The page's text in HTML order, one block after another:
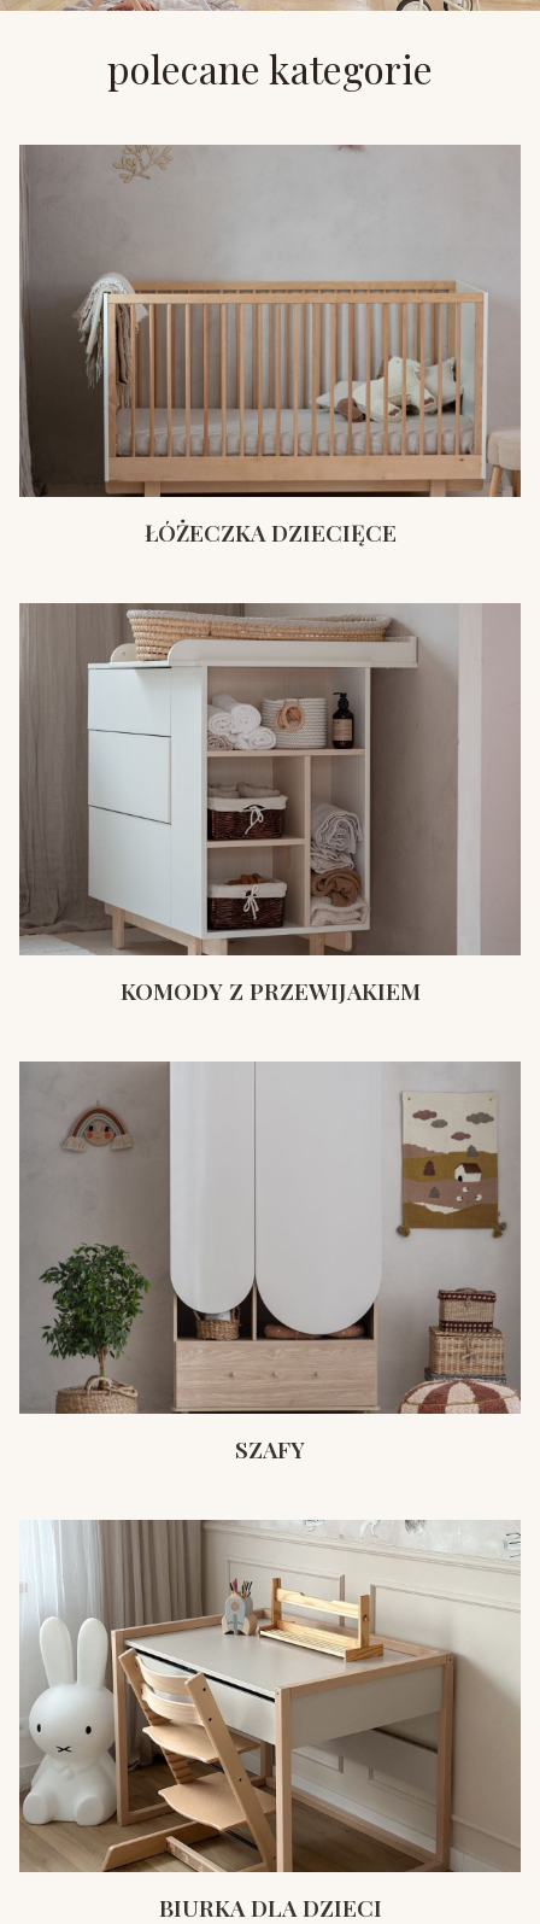
polecane kategorie
ŁÓŻECZKA DZIECIĘCE
KOMODY Z PRZEWIJAKIEM
SZAFY
BIURKA DLA DZIECI